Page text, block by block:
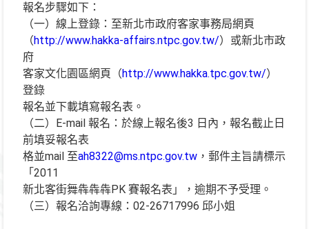
報名步驟如下：
（一）線上登錄：至新北市政府客家事務局網頁
（http://www.hakka-affairs.ntpc.gov.tw/）或新北市政
府
客家文化園區網頁（http://www.hakka.tpc.gov.tw/）
登錄
報名並下載填寫報名表。
（二）E-mail 報名：於線上報名後3 日內，報名截止日
前填妥報名表
格並mail 至ah8322@ms.ntpc.gov.tw ，郵件主旨請標示
「2011
新北客街舞犇犇犇PK 賽報名表」，逾期不予受理。
（三）報名洽詢專線：02-26717996 邱小姐